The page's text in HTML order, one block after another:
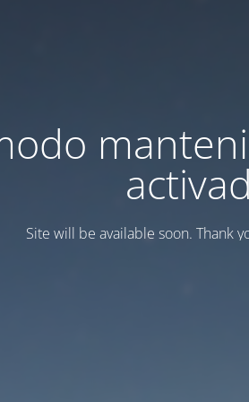
Site will be available soon. Thank